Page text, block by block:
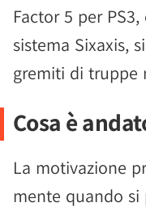
Factor 5 per
sistema Sixaxis,
gremiti di truppe
Cosa è
La motivazione
mente quando si